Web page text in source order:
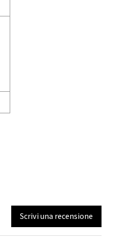
Scrivi una recensione